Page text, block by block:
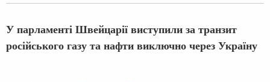
У парламенті Швейцарії виступили за транзит
російського газу та нафти виключно через Україну